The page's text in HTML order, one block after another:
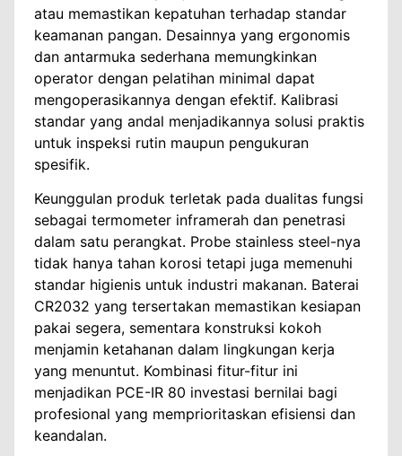
atau memastikan kepatuhan terhadap standar
keamanan pangan. Desainnya yang ergonomis
dan antarmuka sederhana memungkinkan
operator dengan pelatihan minimal dapat
mengoperasikannya dengan efektif. Kalibrasi
standar yang andal menjadikannya solusi praktis
untuk inspeksi rutin maupun pengukuran
spesifik.
Keunggulan produk terletak pada dualitas fungsi
sebagai termometer inframerah dan penetrasi
dalam satu perangkat. Probe stainless steel-nya
tidak hanya tahan korosi tetapi juga memenuhi
standar higienis untuk industri makanan. Baterai
CR2032 yang tersertakan memastikan kesiapan
pakai segera, sementara konstruksi kokoh
menjamin ketahanan dalam lingkungan kerja
yang menuntut. Kombinasi fitur-fitur ini
menjadikan PCE-IR 80 investasi bernilai bagi
profesional yang memprioritaskan efisiensi dan
keandalan.